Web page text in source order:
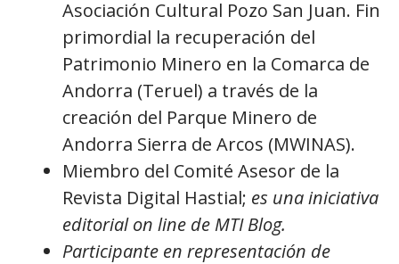
Asociación Cultural Pozo San Juan. Fin
primordial la recuperación del
Patrimonio Minero en la Comarca de
Andorra (Teruel) a través de la
creación del Parque Minero de
Andorra Sierra de Arcos (MWINAS).
Miembro del Comité Asesor de la
Revista Digital Hastial; es una iniciativa
editorial on line de MTI Blog.
Participante en representación de